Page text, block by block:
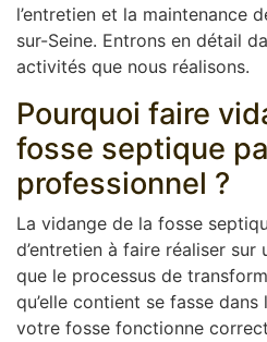
l’entretien et la maintenance
sur-Seine. Entrons en détail
activités que nous réalisons.
Pourquoi faire
fosse septique
professionnel ?
La vidange de la fosse
d’entretien à faire réaliser sur
que le processus de
qu’elle contient se fasse
votre fosse fonctionne